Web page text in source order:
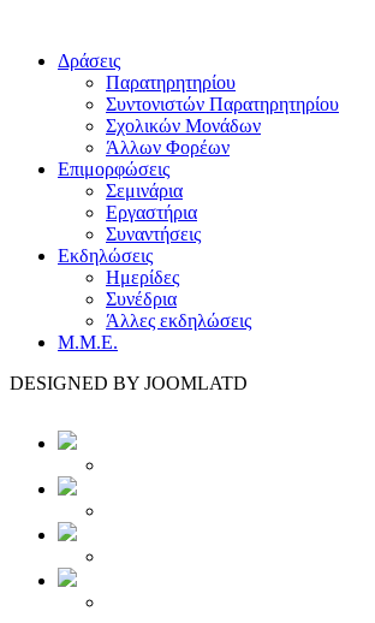
Δράσεις
Παρατηρητηρίου
Συντονιστών Παρατηρητηρίου
Σχολικών Μονάδων
Άλλων Φορέων
Επιμορφώσεις
Σεμινάρια
Εργαστήρια
Συναντήσεις
Εκδηλώσεις
Ημερίδες
Συνέδρια
Άλλες εκδηλώσεις
Μ.Μ.Ε.
DESIGNED BY JOOMLATD